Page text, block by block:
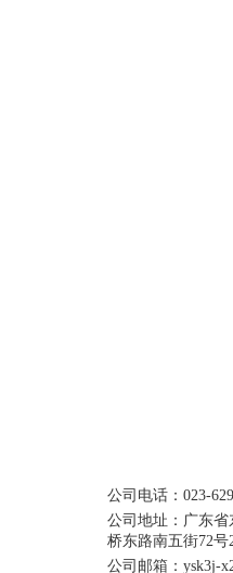
公司电话：023-
公司地址：广东
桥东路南五街72号
公司邮箱：ysk3j-